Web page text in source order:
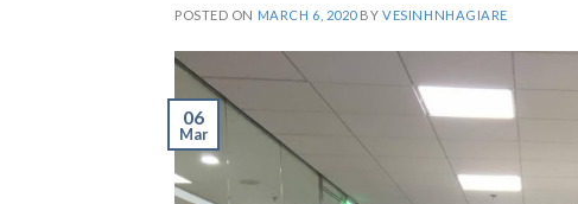
POSTED ON MARCH 6, 2020BYVESINHNHAGIARE
06
Mar